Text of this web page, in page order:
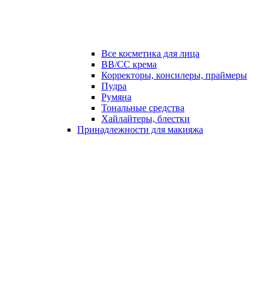
Все косметика для лица
ВВ/СС крема
Корректоры, консилеры, праймеры
Пудра
Румяна
Тональные средства
Хайлайтеры, блестки
Принадлежности для макияжа